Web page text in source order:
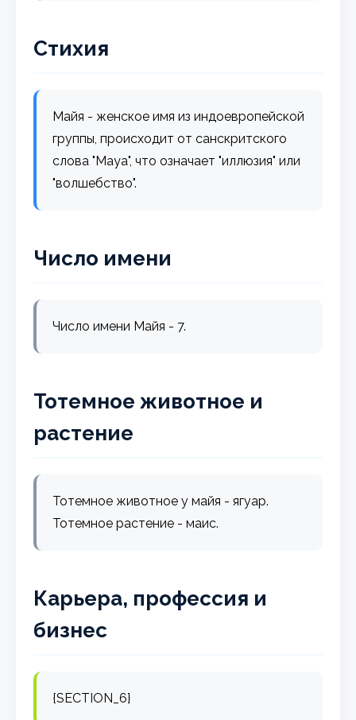
Стихия
Майя - женское имя из индоевропейской
группы, происходит от санскритского
слова "Maya", что означает "иллюзия" или
"волшебство".
Число имени
Число имени Майя - 7.
Тотемное животное и
растение
Тотемное животное у майя - ягуар.
Тотемное растение - маис.
Карьера, профессия и
бизнес
{SECTION_6}